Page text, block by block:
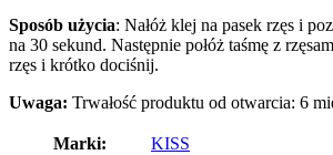
Sposób użycia: Nałóż klej na pasek rzęs i
na 30 sekund. Następnie połóż taśmę z
rzęs i krótko dociśnij.
Uwaga: Trwałość produktu od otwarcia: 6
Marki:
KISS